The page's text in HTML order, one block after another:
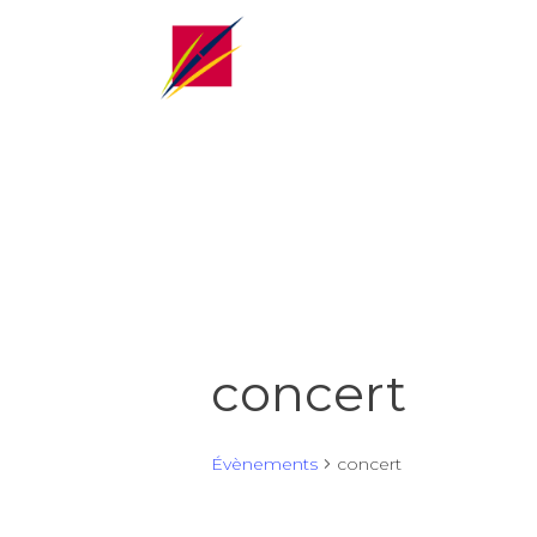
concert
Évènements concert